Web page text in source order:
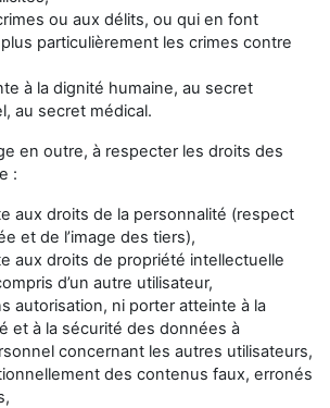
ou aux délits, ou qui en font
plus particulièrement les crimes contre
à la dignité humaine, au secret
au secret médical.
en outre, à respecter les droits des
:
aux droits de la personnalité (respect
et de l’image des tiers),
aux droits de propriété intellectuelle
d’un autre utilisateur,
autorisation, ni porter atteinte à la
et à la sécurité des données à
concernant les autres utilisateurs,
des contenus faux, erronés